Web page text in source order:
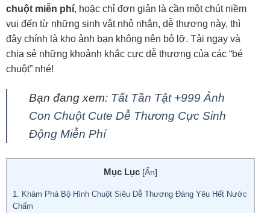
chuột miễn phí, hoặc chỉ đơn giản là cần một chút niềm
vui đến từ những sinh vật nhỏ nhắn, dễ thương này, thì
đây chính là kho ảnh bạn không nên bỏ lỡ. Tải ngay và
chia sẻ những khoảnh khắc cực dễ thương của các “bé
chuột” nhé!
Bạn đang xem: Tất Tần Tật +999 Ảnh
Con Chuột Cute Dễ Thương Cực Sinh
Động Miễn Phí
Mục Lục [Ẩn]
1. Khám Phá Bộ Hình Chuột Siêu Dễ Thương Đáng Yêu Hết Nước
Chấm